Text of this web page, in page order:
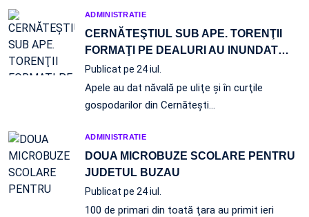
ADMINISTRATIE
CERNĂTEŞTIUL SUB APE. TORENŢII
FORMAŢI PE DEALURI AU INUNDAT…
Publicat pe 24 iul.
Apele au dat năvală pe uliţe şi în curţile
gospodarilor din Cernăteşti…
ADMINISTRATIE
DOUA MICROBUZE SCOLARE PENTRU
JUDETUL BUZAU
Publicat pe 24 iul.
100 de primari din toată ţara au primit ieri